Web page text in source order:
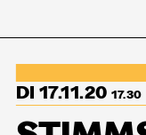
DI 17.11.20 17.30